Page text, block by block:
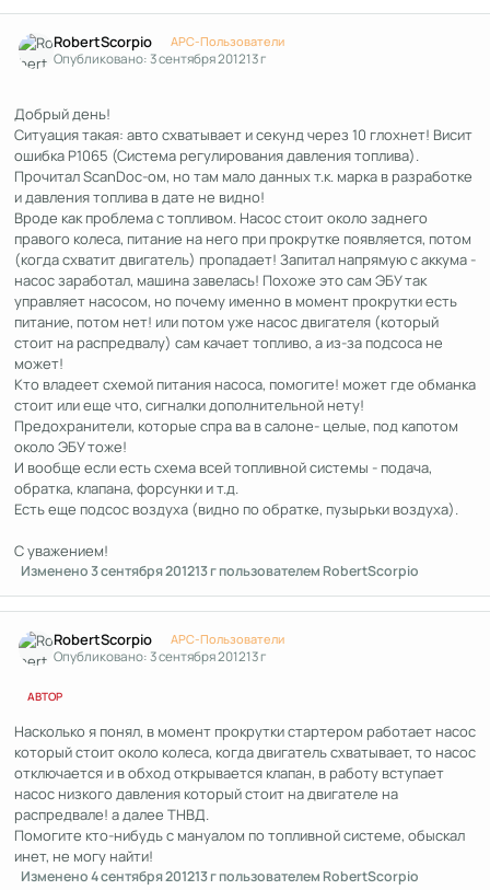
RobertScorpio APC-Пользователи
Опубликовано:3 сентября 201213 г
Добрый день!
Ситуация такая: авто схватывает и секунд через 10 глохнет! Висит
ошибка Р1065 (Система регулирования давления топлива).
Прочитал ScanDoc-ом, но там мало данных т.к. марка в разработке
и давления топлива в дате не видно!
Вроде как проблема с топливом. Насос стоит около заднего
правого колеса, питание на него при прокрутке появляется, потом
(когда схватит двигатель) пропадает! Запитал напрямую с аккума -
насос заработал, машина завелась! Похоже это сам ЭБУ так
управляет насосом, но почему именно в момент прокрутки есть
питание, потом нет! или потом уже насос двигателя (который
стоит на распредвалу) сам качает топливо, а из-за подсоса не
может!
Кто владеет схемой питания насоса, помогите! может где обманка
стоит или еще что, сигналки дополнительной нету!
Предохранители, которые спра ва в салоне- целые, под капотом
около ЭБУ тоже!
И вообще если есть схема всей топливной системы - подача,
обратка, клапана, форсунки и т.д.
Есть еще подсос воздуха (видно по обратке, пузырьки воздуха).
С уважением!
Изменено3 сентября 201213 гпользователем RobertScorpio
RobertScorpio APC-Пользователи
Опубликовано:3 сентября 201213 г
АВТОР
Насколько я понял, в момент прокрутки стартером работает насос
который стоит около колеса, когда двигатель схватывает, то насос
отключается и в обход открывается клапан, в работу вступает
насос низкого давления который стоит на двигателе на
распредвале! а далее ТНВД.
Помогите кто-нибудь с мануалом по топливной системе, обыскал
инет, не могу найти!
Изменено4 сентября 201213 гпользователем RobertScorpio